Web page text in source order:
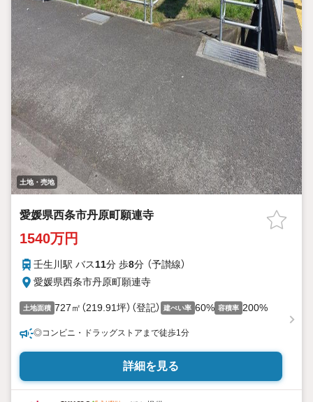
土地・売地
愛媛県西条市丹原町願連寺
1540万円
壬生川駅 バス11分 歩8分 （予讃線）
愛媛県西条市丹原町願連寺
土地面積 727㎡（219.91坪）（登記） 建ぺい率 60% 容積率 200%
◎コンビニ・ドラッグストアまで徒歩1分
詳細を見る